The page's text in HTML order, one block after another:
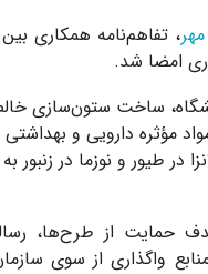
، تفاهم‌نامه همکاری
امضا شد.
ساخت ستون‌سازی
مؤثره دارویی و
طیور و نوزما در زنبور
حمایت از طرح‌ها،
مذکور منعقد شد، همچنین طبق توافق به‌عمل‌آمده